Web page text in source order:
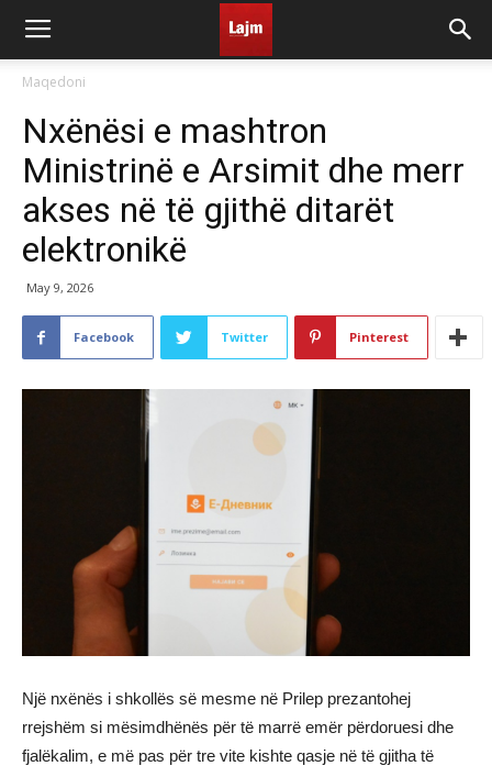
Maqedoni
Nxënësi e mashtron
Ministrinë e Arsimit dhe merr
akses në të gjithë ditarët
elektronikë
May 9, 2026
Facebook Twitter Pinterest
Një nxënës i shkollës së mesme në Prilep prezantohej
rrejshëm si mësimdhënës për të marrë emër përdoruesi dhe
fjalëkalim, e më pas për tre vite kishte qasje në të gjitha të